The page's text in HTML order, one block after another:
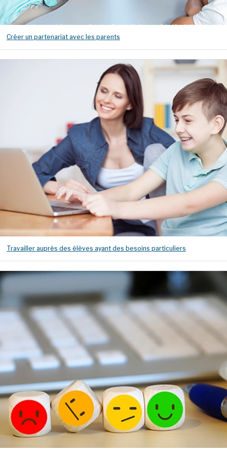
Créer un partenariat avec les parents
Travailler auprès des élèves ayant des besoins particuliers